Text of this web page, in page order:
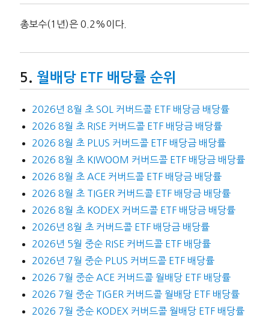
총보수(1년)은 0.2%이다.
월배당 ETF 배당률 순위
2026년 8월 초 SOL 커버드콜 ETF 배당금 배당률
2026 8월 초 RISE 커버드콜 ETF 배당금 배당률
2026 8월 초 PLUS 커버드콜 ETF 배당금 배당률
2026 8월 초 KIWOOM 커버드콜 ETF 배당금 배당률
2026 8월 초 ACE 커버드콜 ETF 배당금 배당률
2026 8월 초 TIGER 커버드콜 ETF 배당금 배당률
2026 8월 초 KODEX 커버드콜 ETF 배당금 배당률
2026년 8월 초 커버드콜 ETF 배당금 배당률
2026년 5월 중순 RISE 커버드콜 ETF 배당률
2026년 7월 중순 PLUS 커버드콜 ETF 배당률
2026 7월 중순 ACE 커버드콜 월배당 ETF 배당률
2026 7월 중순 TIGER 커버드콜 월배당 ETF 배당률
2026 7월 중순 KODEX 커버드콜 월배당 ETF 배당률